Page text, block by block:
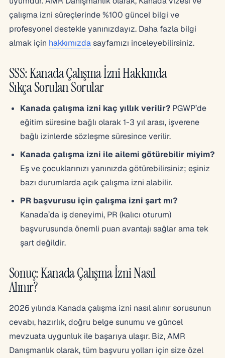
çalışma izni süreçlerinde %100 güncel bilgi ve
profesyonel destekle yanınızdayız. Daha fazla bilgi
almak için hakkımızdasayfamızı inceleyebilirsiniz.
SSS: Kanada Çalışma İzni Hakkında
Sıkça Sorulan Sorular
Kanada çalışma izni kaç yıllık verilir? PGWP’de
eğitim süresine bağlı olarak 1-3 yıl arası, işverene
bağlı izinlerde sözleşme süresince verilir.
Kanada çalışma izni ile ailemi götürebilir miyim?
Eş ve çocuklarınızı yanınızda götürebilirsiniz; eşiniz
bazı durumlarda açık çalışma izni alabilir.
PR başvurusu için çalışma izni şart mı?
Kanada’da iş deneyimi, PR (kalıcı oturum)
başvurusunda önemli puan avantajı sağlar ama tek
şart değildir.
Sonuç: Kanada Çalışma İzni Nasıl
Alınır?
2026 yılında Kanada çalışma izni nasıl alınır sorusunun
cevabı, hazırlık, doğru belge sunumu ve güncel
mevzuata uygunluk ile başarıya ulaşır. Biz, AMR
Danışmanlık olarak, tüm başvuru yolları için size özel